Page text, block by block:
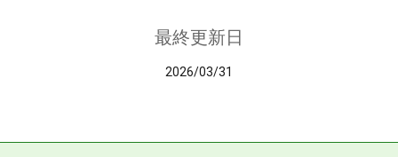
最終更新日
2026/03/31